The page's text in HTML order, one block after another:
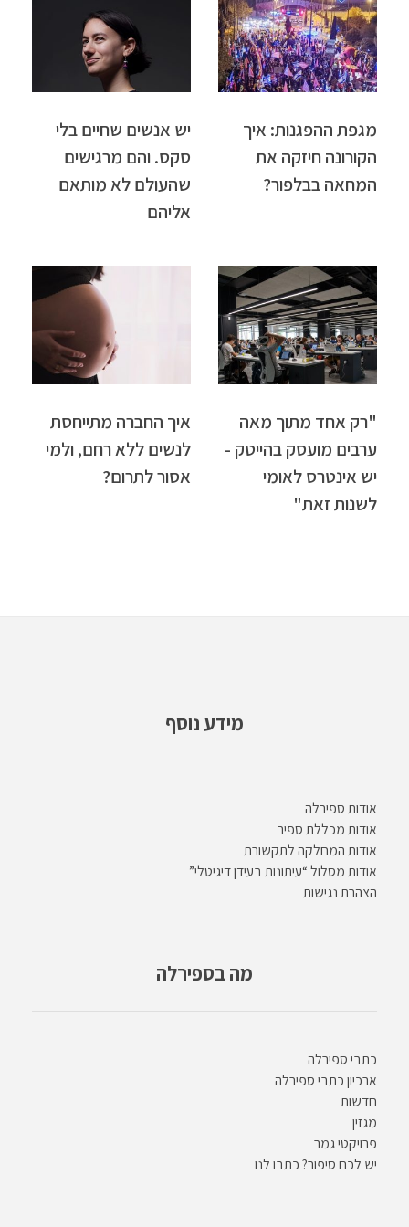
מגפת ההפגנות: איך
הקורונה חיזקה את
המחאה בבלפור?
יש אנשים שחיים בלי
סקס. והם מרגישים
שהעולם לא מותאם
אליהם
"רק אחד מתוך מאה
ערבים מועסק בהייטק -
יש אינטרס לאומי
לשנות זאת"
איך החברה מתייחסת
לנשים ללא רחם, ולמי
אסור לתרום?
מידע נוסף
אודות ספירלה
אודות מכללת ספיר
אודות המחלקה לתקשורת
אודות מסלול “עיתונות בעידן דיגיטלי”
הצהרת נגישות
מה בספירלה
כתבי ספירלה
ארכיון כתבי ספירלה
חדשות
מגזין
פרויקטי גמר
יש לכם סיפור? כתבו לנו